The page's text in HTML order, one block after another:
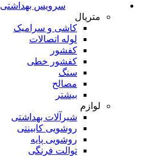
سرویس بهداشتی
متریال
کاشی و سرامیک
لوله اتصالات
کفشور
کفشور خطی
سنگ
مصالح
بیشتر
لوازم
شیرآلات بهداشتی
روشویی کابینتی
روشویی پایه
توالت فرنگی